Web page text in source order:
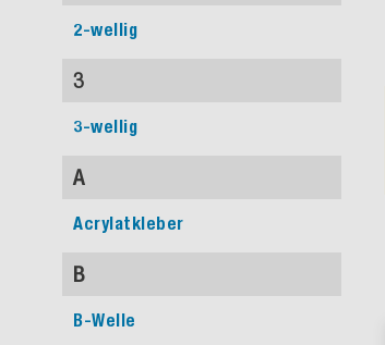
2-wellig
3
3-wellig
A
Acrylatkleber
B
B-Welle